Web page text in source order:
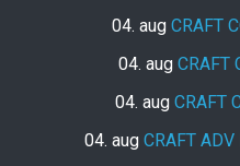
04. aug CRAFT
04. aug CRAFT
04. aug CRAFT
04. aug CRAFT